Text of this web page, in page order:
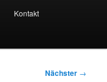
Kontakt
Nächster →